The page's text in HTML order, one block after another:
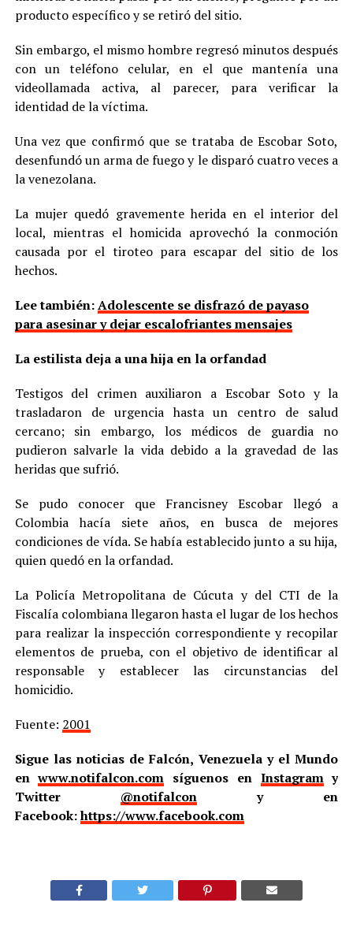
producto específico y se retiró del sitio.
Sin embargo, el mismo hombre regresó minutos después
con un teléfono celular, en el que mantenía una
videollamada activa, al parecer, para verificar la
identidad de la víctima.
Una vez que confirmó que se trataba de Escobar Soto,
desenfundó un arma de fuego y le disparó cuatro veces a
la venezolana.
La mujer quedó gravemente herida en el interior del
local, mientras el homicida aprovechó la conmoción
causada por el tiroteo para escapar del sitio de los
hechos.
Lee también:Adolescente se disfrazó de payaso
para asesinar y dejar escalofriantes mensajes
La estilista deja a una hija en la orfandad
Testigos del crimen auxiliaron a Escobar Soto y la
trasladaron de urgencia hasta un centro de salud
cercano; sin embargo, los médicos de guardia no
pudieron salvarle la vida debido a la gravedad de las
heridas que sufrió.
Se pudo conocer que Francisney Escobar llegó a
Colombia hacía siete años, en busca de mejores
condiciones de vída. Se había establecido junto a su hija,
quien quedó en la orfandad.
La Policía Metropolitana de Cúcuta y del CTI de la
Fiscalía colombiana llegaron hasta el lugar de los hechos
para realizar la inspección correspondiente y recopilar
elementos de prueba, con el objetivo de identificar al
responsable y establecer las circunstancias del
homicidio.
Fuente: 2001
Sigue las noticias de Falcón, Venezuela y el Mundo
enwww.notifalcon.com síguenos en Instagramy
Twitter @notifalcony en
Facebook:https://www.facebook.com